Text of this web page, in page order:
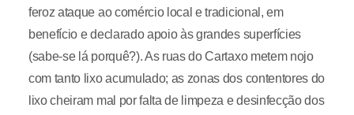
feroz ataque ao comércio local e tradicional, em
benefício e declarado apoio às grandes superfícies
(sabe-se lá porquê?). As ruas do Cartaxo metem nojo
com tanto lixo acumulado; as zonas dos contentores do
lixo cheiram mal por falta de limpeza e desinfecção dos